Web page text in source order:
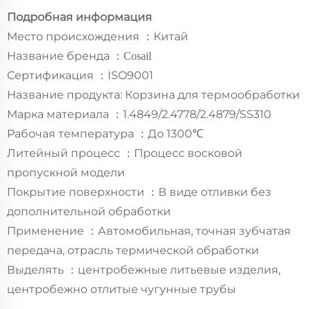
Подробная информация
Место происхождения
： Китай
Название бренда
： Cosail
Сертификация ： ISO9001
Название продукта: Корзина для термообработки
Марка материала
： 1.4849/2.4778/2.4879/SS310
Рабочая температура
： До 1300℃
Литейный процесс
： Процесс восковой
пропускной модели
Покрытие поверхности
： В виде отливки без
дополнительной обработки
Применение
： Автомобильная, точная зубчатая
передача, отрасль термической обработки
Выделять
： центробежные литьевые изделия,
центробежно отлитые чугунные трубы